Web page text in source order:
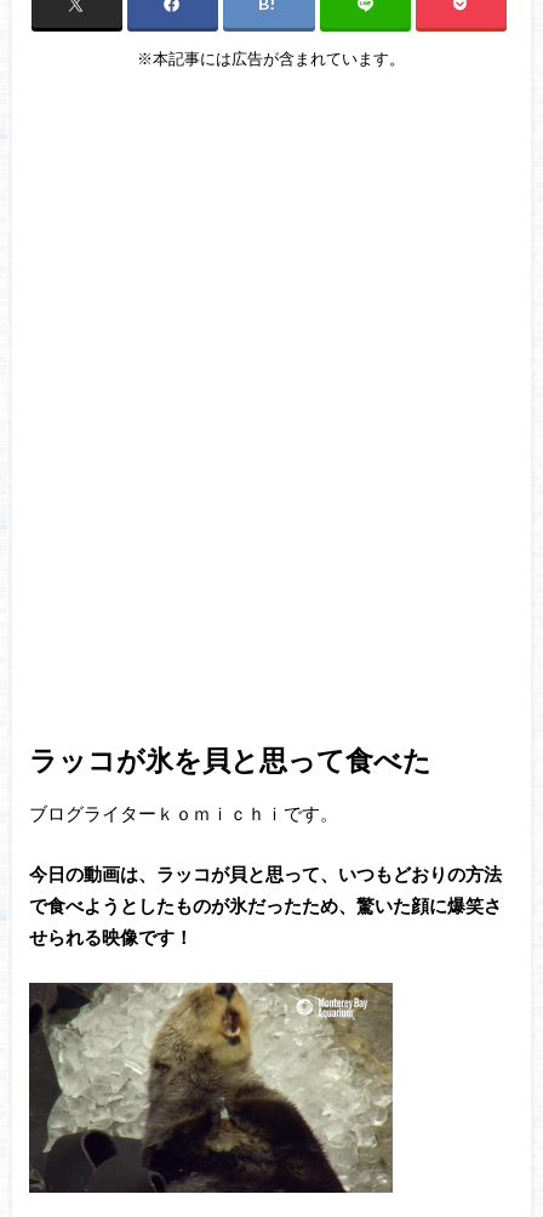
※本記事には広告が含まれています。
ラッコが氷を貝と思って食べた
ブログライターｋｏｍｉｃｈｉです。
今日の動画は、ラッコが貝と思って、いつもどおりの方法
で食べようとしたものが氷だったため、驚いた顔に爆笑さ
せられる映像です！